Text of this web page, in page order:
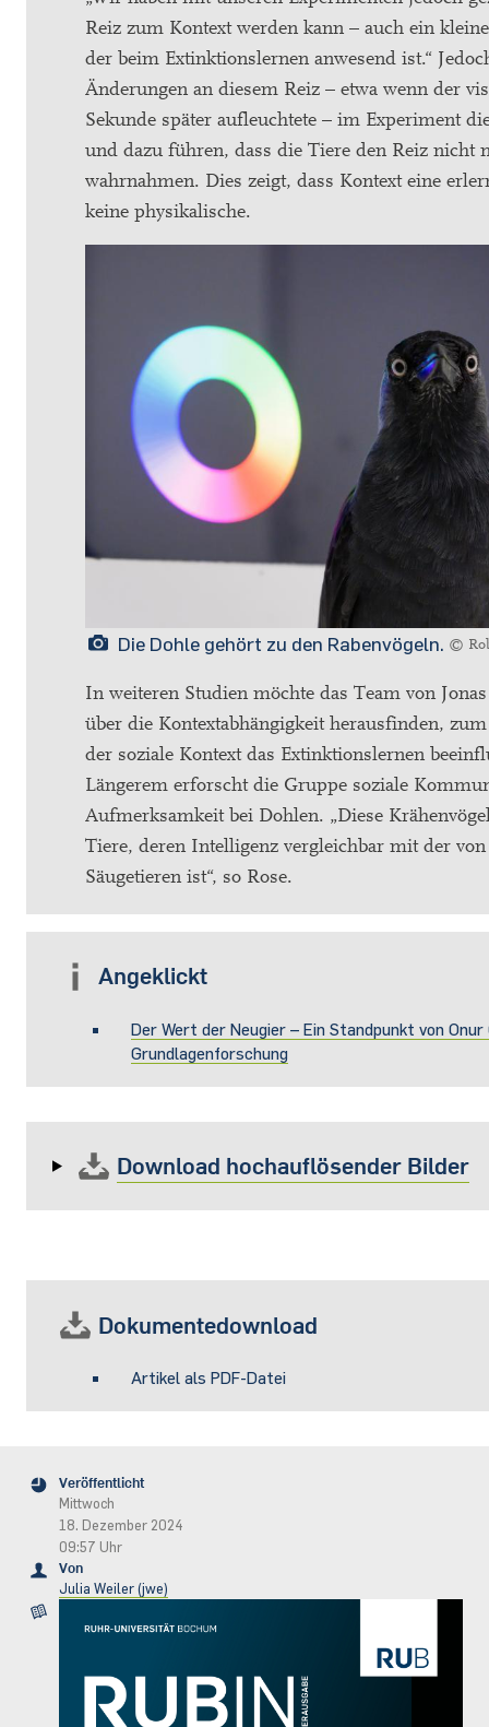
Reiz zum Kontext werden kann – auch ein
der beim Extinktionslernen anwesend ist.“
Änderungen an diesem Reiz – etwa wenn der
Sekunde später aufleuchtete – im Experiment
und dazu führen, dass die Tiere den Reiz nicht
wahrnahmen. Dies zeigt, dass Kontext eine
keine physikalische.
Die Dohle gehört zu den Rabenvögeln. ©
In weiteren Studien möchte das Team von
über die Kontextabhängigkeit herausfinden,
der soziale Kontext das Extinktionslernen
Längerem erforscht die Gruppe soziale
Aufmerksamkeit bei Dohlen. „Diese
Tiere, deren Intelligenz vergleichbar mit der
Säugetieren ist“, so Rose.
Angeklickt
Der Wert der Neugier – Ein Standpunkt von
Grundlagenforschung
Download hochauflösender Bilder
Dokumentedownload
Artikel als PDF-Datei
Veröffentlicht
Mittwoch
18. Dezember 2024
09:57 Uhr
Von
Julia Weiler (jwe)